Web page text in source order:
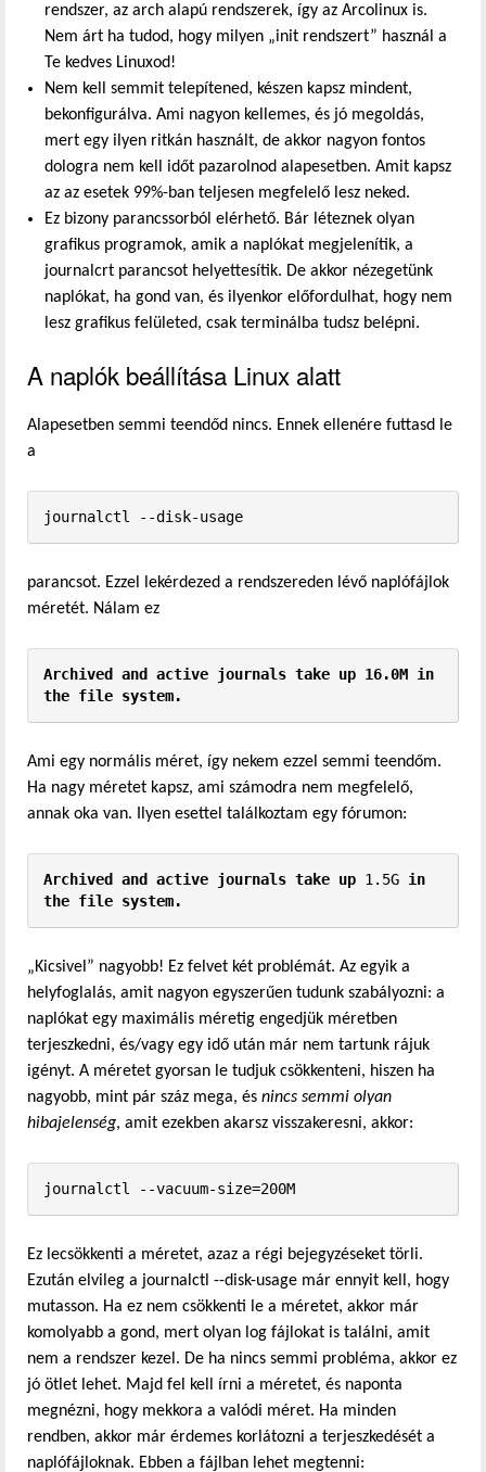
rendszer, az arch alapú rendszerek, így az Arcolinux is.
Nem árt ha tudod, hogy milyen „init rendszert” használ a
Te kedves Linuxod!
Nem kell semmit telepítened, készen kapsz mindent,
bekonfigurálva. Ami nagyon kellemes, és jó megoldás,
mert egy ilyen ritkán használt, de akkor nagyon fontos
dologra nem kell időt pazarolnod alapesetben. Amit kapsz
az az esetek 99%-ban teljesen megfelelő lesz neked.
Ez bizony parancssorból elérhető. Bár léteznek olyan
grafikus programok, amik a naplókat megjelenítik, a
journalcrt parancsot helyettesítik. De akkor nézegetünk
naplókat, ha gond van, és ilyenkor előfordulhat, hogy nem
lesz grafikus felületed, csak terminálba tudsz belépni.
A naplók beállítása Linux alatt
Alapesetben semmi teendőd nincs. Ennek ellenére futtasd le
a
journalctl --disk-usage
parancsot. Ezzel lekérdezed a rendszereden lévő naplófájlok
méretét. Nálam ez
Archived and active journals take up 16.0M in
the file system.
Ami egy normális méret, így nekem ezzel semmi teendőm.
Ha nagy méretet kapsz, ami számodra nem megfelelő,
annak oka van. Ilyen esettel találkoztam egy fórumon:
Archived and active journals take up 1.5G in
the file system.
„Kicsivel” nagyobb! Ez felvet két problémát. Az egyik a
helyfoglalás, amit nagyon egyszerűen tudunk szabályozni: a
naplókat egy maximális méretig engedjük méretben
terjeszkedni, és/vagy egy idő után már nem tartunk rájuk
igényt. A méretet gyorsan le tudjuk csökkenteni, hiszen ha
nagyobb, mint pár száz mega, és nincs semmi olyan
hibajelenség, amit ezekben akarsz visszakeresni, akkor:
journalctl --vacuum-size=200M
Ez lecsökkenti a méretet, azaz a régi bejegyzéseket törli.
Ezután elvileg a journalctl --disk-usage már ennyit kell, hogy
mutasson. Ha ez nem csökkenti le a méretet, akkor már
komolyabb a gond, mert olyan log fájlokat is találni, amit
nem a rendszer kezel. De ha nincs semmi probléma, akkor ez
jó ötlet lehet. Majd fel kell írni a méretet, és naponta
megnézni, hogy mekkora a valódi méret. Ha minden
rendben, akkor már érdemes korlátozni a terjeszkedését a
naplófájloknak. Ebben a fájlban lehet megtenni: